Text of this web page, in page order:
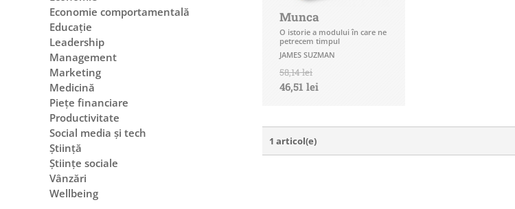
Munca
O istorie a modului în care ne
petrecem timpul
JAMES SUZMAN
58,14 lei
46,51 lei
1 articol(e)
Economie comportamentală
Educație
Leadership
Management
Marketing
Medicină
Piețe financiare
Productivitate
Social media și tech
Știință
Științe sociale
Vânzări
Wellbeing